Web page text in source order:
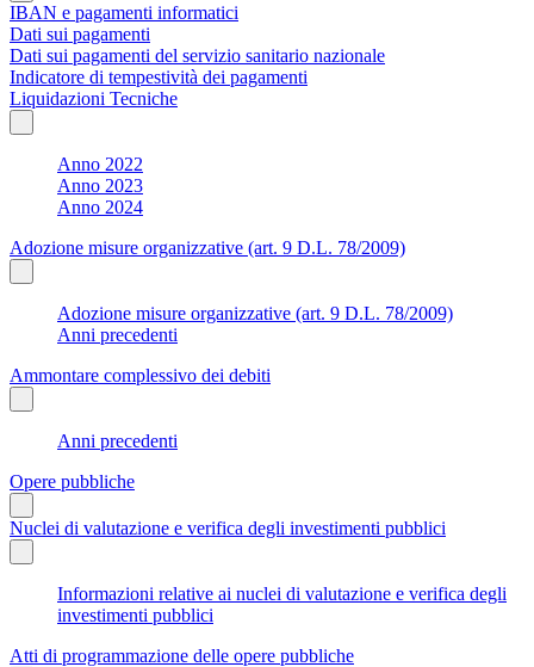
IBAN e pagamenti informatici
Dati sui pagamenti
Dati sui pagamenti del servizio sanitario nazionale
Indicatore di tempestività dei pagamenti
Liquidazioni Tecniche
Anno 2022
Anno 2023
Anno 2024
Adozione misure organizzative (art. 9 D.L. 78/2009)
Adozione misure organizzative (art. 9 D.L. 78/2009)
Anni precedenti
Ammontare complessivo dei debiti
Anni precedenti
Opere pubbliche
Nuclei di valutazione e verifica degli investimenti pubblici
Informazioni relative ai nuclei di valutazione e verifica degli
investimenti pubblici
Atti di programmazione delle opere pubbliche